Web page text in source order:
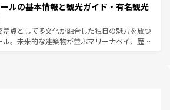
しい。
候は一年中温暖で、どの季節にも異なる楽しみ
る。親しみやすいタイの人々、仏教を中心とし
して多様な観光資源が、訪れる旅人を魅了し続
なお、新着のタイ情報はコンテンツ一覧を参照して
訪れても感動するはず。観光スポットが密集し
率よく見どころを回れるのも魅力。息をのむよ
ら文化的な体験まで、香港を存分に楽しみ尽く
なお、新着の香港情報はコンテンツ一覧を参照して
ルの基本情報と観光ガイド・有名観光
差点として多文化が融合した独自の魅力を放つ
ル。未来的な建築物が並ぶマリーナベイ、歴史
ズは地元の風情を楽しめる外せないスポット